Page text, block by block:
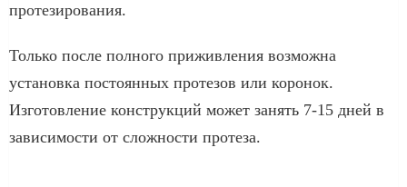
протезирования.
Только после полного приживления возможна
установка постоянных протезов или коронок.
Изготовление конструкций может занять 7-15 дней в
зависимости от сложности протеза.